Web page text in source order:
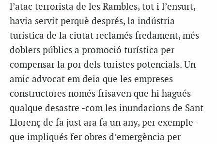
l’atac terrorista de les Rambles, tot i l’ensurt,
havia servit perquè després, la indústria
turística de la ciutat reclamés fredament, més
doblers públics a promoció turística per
compensar la por dels turistes potencials. Un
amic advocat em deia que les empreses
constructores només frisaven que hi hagués
qualque desastre -com les inundacions de Sant
Llorenç de fa just ara fa un any, per exemple-
que impliqués fer obres d’emergència per